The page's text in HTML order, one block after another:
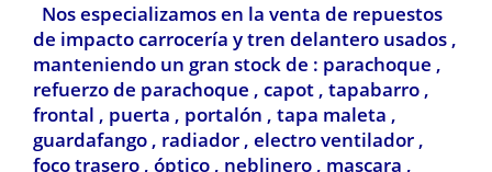
Nos especializamos en la venta de repuestos
de impacto carrocería y tren delantero usados ,
manteniendo un gran stock de : parachoque ,
refuerzo de parachoque , capot , tapabarro ,
frontal , puerta , portalón , tapa maleta ,
guardafango , radiador , electro ventilador ,
foco trasero , óptico , neblinero , mascara ,